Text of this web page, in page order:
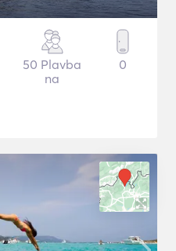
50 Plavba
na
0